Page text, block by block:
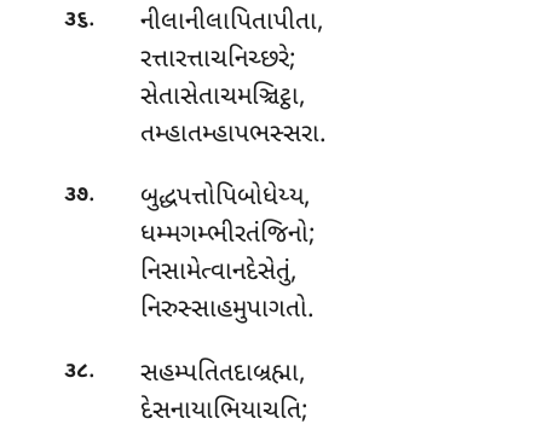
૩૬.
નીલાનીલાપિતાપીતા,
રત્તારત્તાચનિચ્છરે;
સેતાસેતાચમઞ્ચિટ્ઠા,
તમ્હાતમ્હાપભસ્સરા.
૩૭. બુદ્ધપત્તોપિબોધેય્ય,
ધમ્મગમ્ભીરતંજિનો;
નિસામેત્વાનદેસેતું,
નિરુસ્સાહમુપાગતો.
૩૮. સહમ્પતિતદાબ્રહ્મા,
દેસનાયાભિયાચતિ;